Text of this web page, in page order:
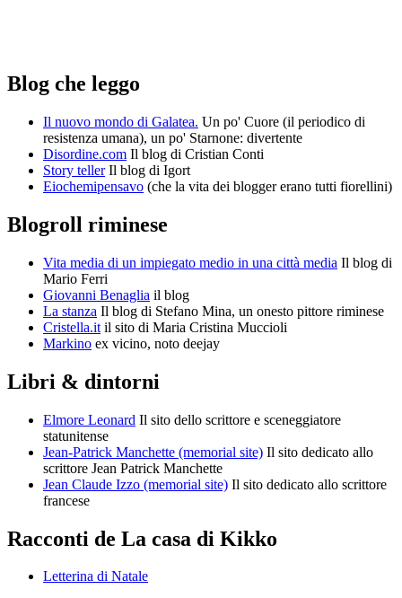
Blog che leggo
Il nuovo mondo di Galatea. Un po' Cuore (il periodico di
resistenza umana), un po' Starnone: divertente
Disordine.com Il blog di Cristian Conti
Story tellerIl blog di Igort
Eiochemipensavo (che la vita dei blogger erano tutti fiorellini)
Blogroll riminese
Vita media di un impiegato medio in una città media Il blog di
Mario Ferri
Giovanni Benaglia il blog
La stanza Il blog di Stefano Mina, un onesto pittore riminese
Cristella.it il sito di Maria Cristina Muccioli
Markino ex vicino, noto deejay
Libri & dintorni
Elmore Leonard Il sito dello scrittore e sceneggiatore
statunitense
Jean-Patrick Manchette (memorial site) Il sito dedicato allo
scrittore Jean Patrick Manchette
Jean Claude Izzo (memorial site) Il sito dedicato allo scrittore
francese
Racconti de La casa di Kikko
Letterina di Natale